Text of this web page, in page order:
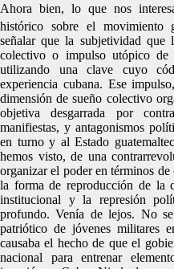
Ahora bien, lo que nos
histórico sobre el movimiento
señalar que la subjetividad
colectivo o impulso utópico de
utilizando una clave cuyo
experiencia cubana. Ese
dimensión de sueño colectivo
objetiva desgarrada por
manifiestas, y antagonismos
en turno y al Estado
hemos visto, de una
organizar el poder en términos
la forma de reproducción de la
institucional y la represión
profundo. Venía de lejos. No
patriótico de jóvenes militares
causaba el hecho de que el
nacional para entrenar